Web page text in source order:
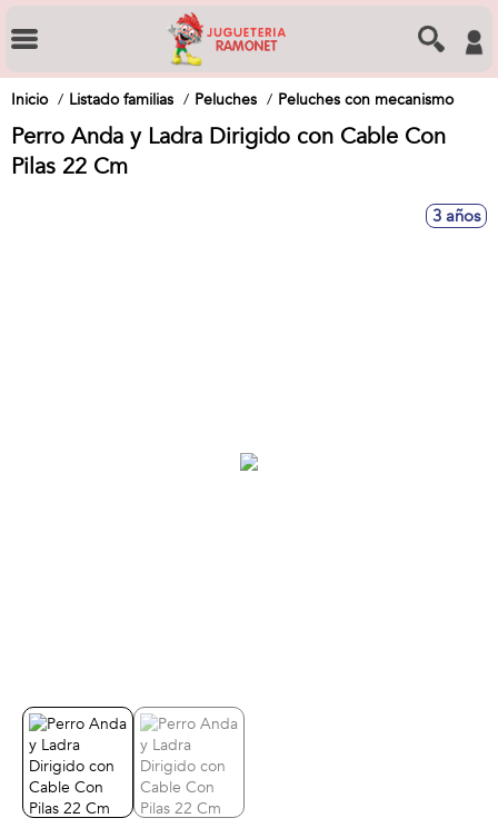
Inicio Listado familias Peluches Peluches con mecanismo
Perro Anda y Ladra Dirigido con Cable Con
Pilas 22 Cm
3 años